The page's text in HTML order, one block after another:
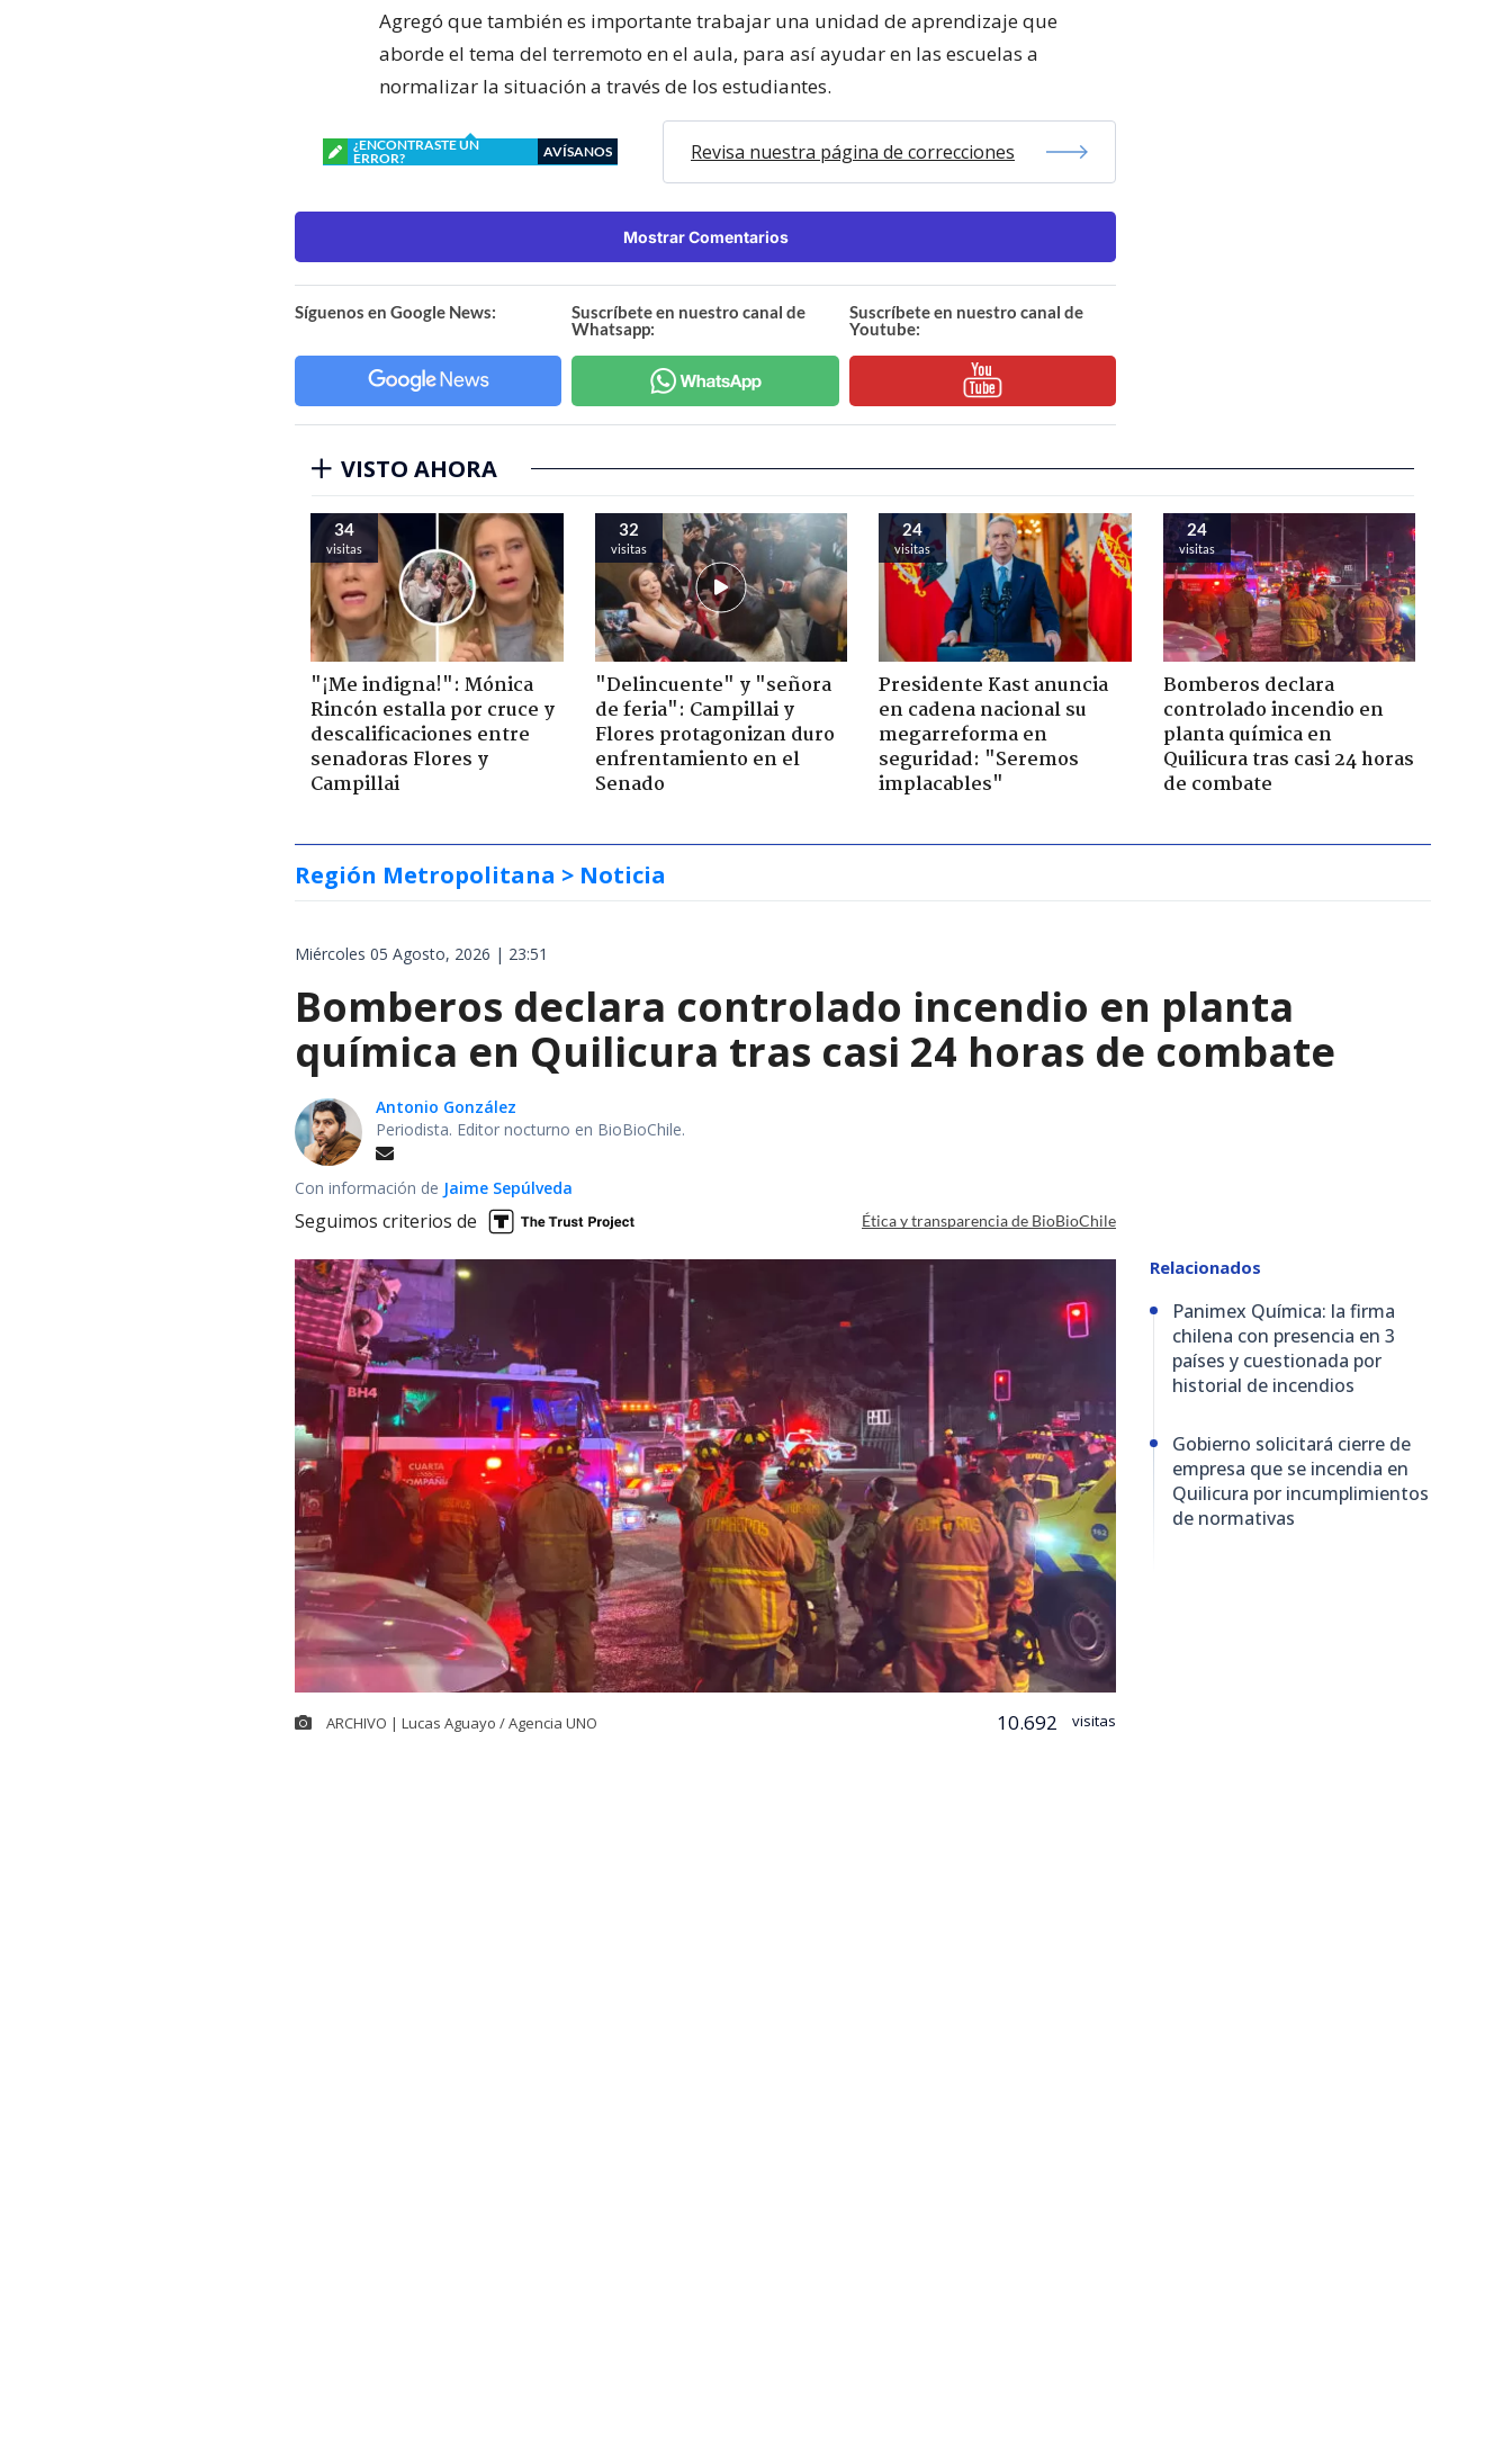
Agregó que también es importante trabajar una unidad de aprendizaje que
aborde el tema del terremoto en el aula, para así ayudar en las escuelas a
normalizar la situación a través de los estudiantes.
¿ENCONTRASTE UN
ERROR?
AVÍSANOS Revisa nuestra página de correcciones
Mostrar Comentarios
Síguenos en Google News:
Suscríbete en nuestro canal de
Whatsapp:
Suscríbete en nuestro canal de
Youtube:
VISTO AHORA
34
visitas
"¡Me indigna!": Mónica
Rincón estalla por cruce y
descalificaciones entre
senadoras Flores y
Campillai
32
visitas
"Delincuente" y "señora
de feria": Campillai y
Flores protagonizan duro
enfrentamiento en el
Senado
24
visitas
Presidente Kast anuncia
en cadena nacional su
megarreforma en
seguridad: "Seremos
implacables"
24
visitas
Bomberos declara
controlado incendio en
planta química en
Quilicura tras casi 24 horas
de combate
Región Metropolitana > Noticia
Miércoles 05 Agosto, 2026 | 23:51
Bomberos declara controlado incendio en planta
química en Quilicura tras casi 24 horas de combate
Antonio González
Periodista. Editor nocturno en BioBioChile.
Con información de Jaime Sepúlveda
Seguimos criterios de Ética y transparencia de BioBioChile
ARCHIVO | Lucas Aguayo / Agencia UNO 10.692 visitas
Relacionados
Panimex Química: la firma
chilena con presencia en 3
países y cuestionada por
historial de incendios
Gobierno solicitará cierre de
empresa que se incendia en
Quilicura por incumplimientos
de normativas